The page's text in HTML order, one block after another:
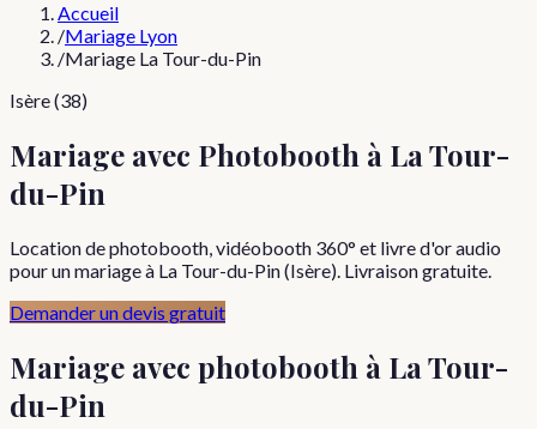
Accueil
/Mariage Lyon
/Mariage La Tour-du-Pin
Isère (38)
Mariage avec Photobooth à La Tour-
du-Pin
Location de photobooth, vidéobooth 360° et livre d'or audio
pour un mariage à La Tour-du-Pin (Isère). Livraison gratuite.
Demander un devis gratuit
Mariage avec photobooth à La Tour-
du-Pin